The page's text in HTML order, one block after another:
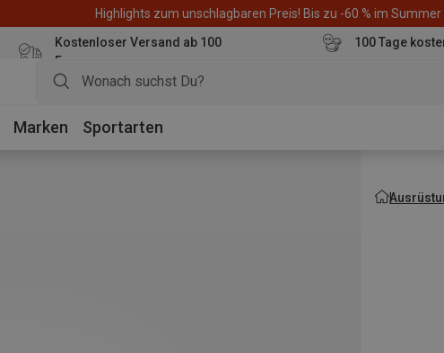
Highlights zum unschlagbaren Preis! Bis zu -60 % im Summer
Kostenloser Versand ab 100
Euro
100 Tage
Marken Sportarten